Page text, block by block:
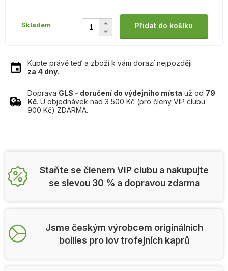
Skladem Přidat do košíku
Kupte právě teď a zboží k vám dorazí nejpozději
za 4 dny.
Doprava GLS - doručení do výdejního místa už od 79
Kč. U objednávek nad 3 500 Kč (pro členy VIP clubu
900 Kč) ZDARMA.
Staňte se členem VIP clubu a nakupujte
se slevou 30 % a dopravou zdarma
Jsme českým výrobcem originálních
boilies pro lov trofejních kaprů